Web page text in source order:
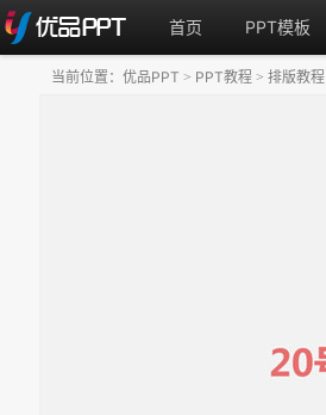
首页 PPT模板
当前位置： 优品PPT > PPT教程 > 排版教程